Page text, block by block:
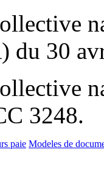
du 30
3248.
paie Modeles de